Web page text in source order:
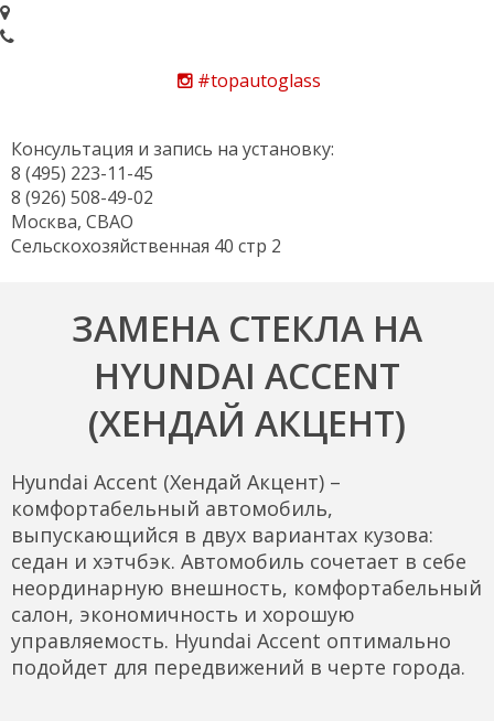
#topautoglass
Консультация и запись на установку:
8 (495) 223-11-45
8 (926) 508-49-02
Москва, СВАО
Сельскохозяйственная 40 стр 2
ЗАМЕНА СТЕКЛА НА
HYUNDAI ACCENT
(ХЕНДАЙ АКЦЕНТ)
Hyundai Accent (Хендай Акцент) –
комфортабельный автомобиль,
выпускающийся в двух вариантах кузова:
седан и хэтчбэк. Автомобиль сочетает в себе
неординарную внешность, комфортабельный
салон, экономичность и хорошую
управляемость. Hyundai Accent оптимально
подойдет для передвижений в черте города.